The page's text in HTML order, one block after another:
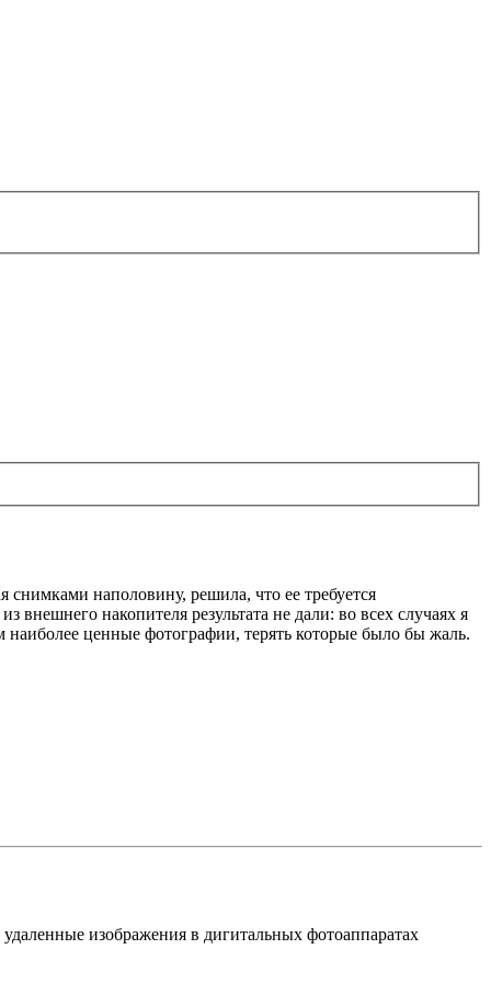
наполовину, решила, что ее требуется
накопителя результата не дали: во всех случаях я
наиболее ценные фотографии, терять которые было бы жаль.
изображения в дигитальных фотоаппаратах